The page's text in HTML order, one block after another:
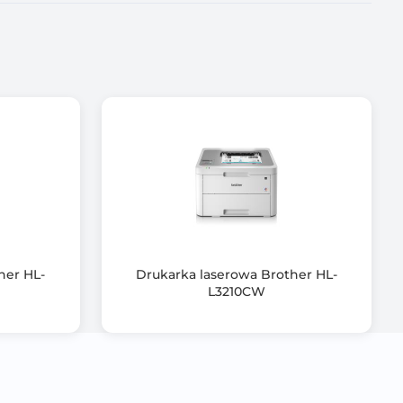
HL-
Drukarka laserowa Brother HL-
L3210CW